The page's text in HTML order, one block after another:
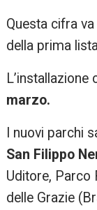
Questa cifra
della prima
marzo.
I nuovi parchi
San Filippo
Uditore, Parco
delle Grazie